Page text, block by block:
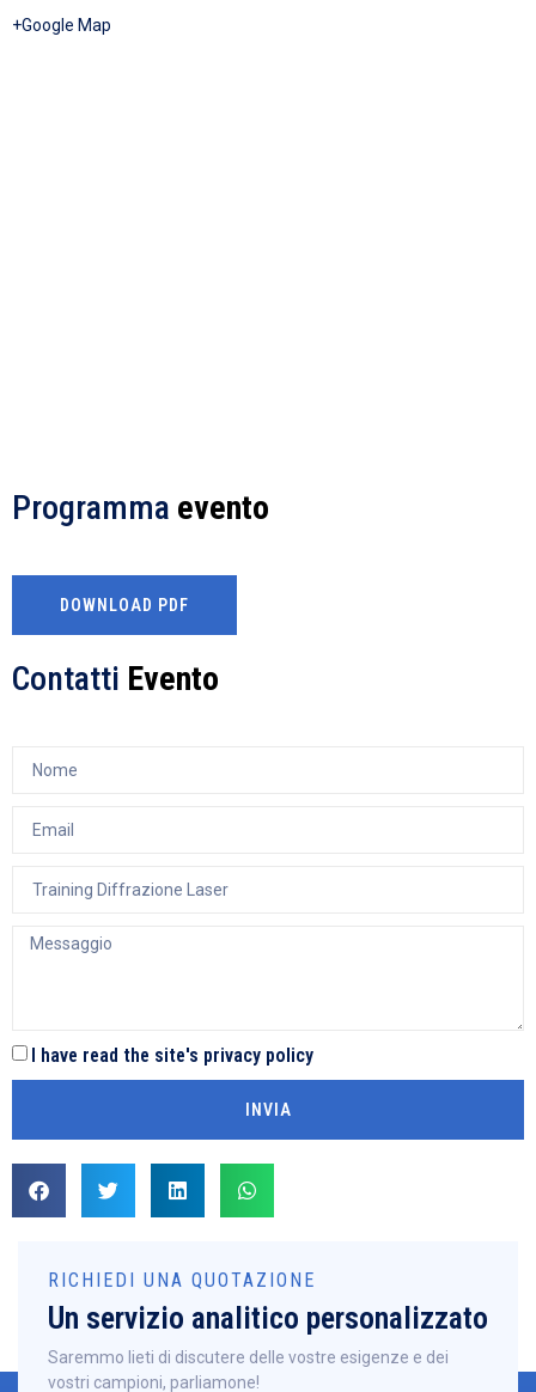
+Google Map
Programma evento
DOWNLOAD PDF
Contatti Evento
I have read the site's privacy policy
INVIA
RICHIEDI UNA QUOTAZIONE
Un servizio analitico personalizzato
Saremmo lieti di discutere delle vostre esigenze e dei
vostri campioni, parliamone!